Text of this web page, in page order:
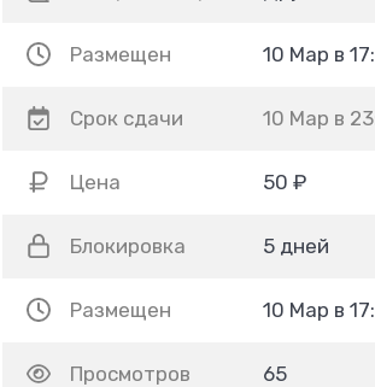
Размещен 10 Мар в
Срок сдачи 10 Мар в
Цена 50 ₽
Блокировка 5 дней
Размещен 10 Мар в
Просмотров 65